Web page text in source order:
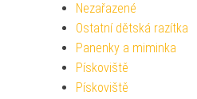
Nezařazené
Ostatní dětská razítka
Panenky a miminka
Pískoviště
Pískoviště